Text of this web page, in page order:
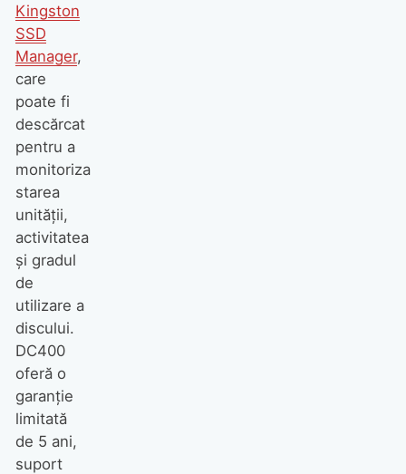
Kingston
SSD
Manager,
care
poate fi
descărcat
pentru a
monitoriza
starea
unității,
activitatea
și gradul
de
utilizare a
discului.
DC400
oferă o
garanție
limitată
de 5 ani,
suport